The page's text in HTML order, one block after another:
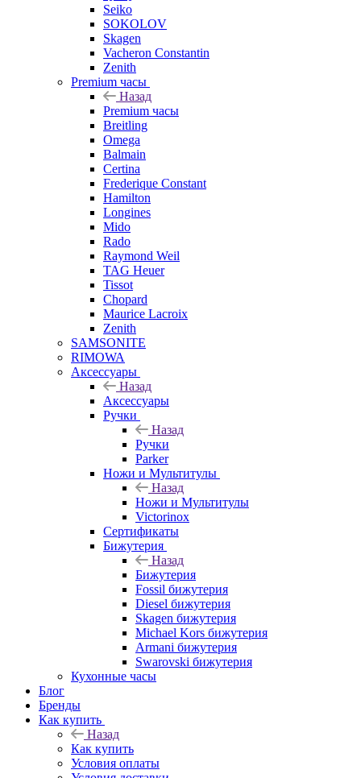
Seiko
SOKOLOV
Skagen
Vacheron Constantin
Zenith
Premium часы
Назад
Premium часы
Breitling
Omega
Balmain
Certina
Frederique Constant
Hamilton
Longines
Mido
Rado
Raymond Weil
TAG Heuer
Tissot
Chopard
Maurice Lacroix
Zenith
SAMSONITE
RIMOWA
Аксессуары
Назад
Аксессуары
Ручки
Назад
Ручки
Parker
Ножи и Мультитулы
Назад
Ножи и Мультитулы
Victorinox
Сертификаты
Бижутерия
Назад
Бижутерия
Fossil бижутерия
Diesel бижутерия
Skagen бижутерия
Michael Kors бижутерия
Armani бижутерия
Swarovski бижутерия
Кухонные часы
Блог
Бренды
Как купить
Назад
Как купить
Условия оплаты